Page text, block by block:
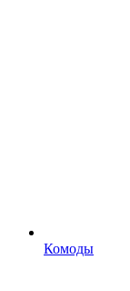
Комоды